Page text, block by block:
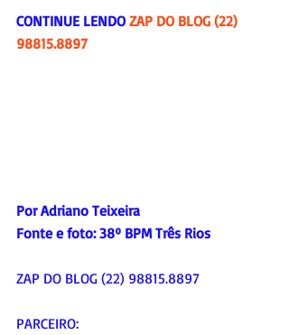
CONTINUE LENDO ZAP DO BLOG (22)
98815.8897
Por Adriano Teixeira
Fonte e foto: 38º BPM Três Rios
ZAP DO BLOG (22) 98815.8897
PARCEIRO: